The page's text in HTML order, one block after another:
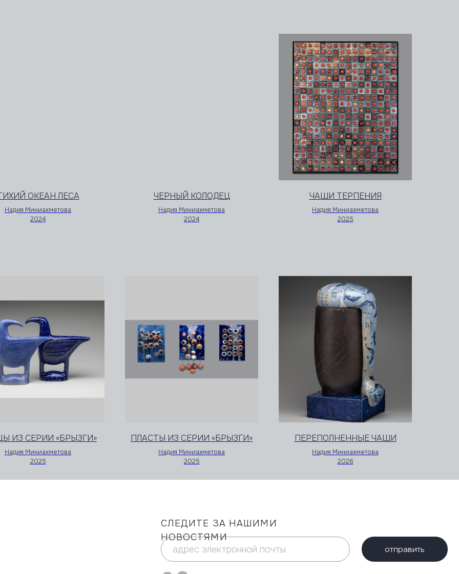
ОКЕАН ЛЕСА
Надия Миниахметова
2024
ЧЕРНЫЙ КОЛОДЕЦ
Надия Миниахметова
2024
ЧАШИ ТЕРПЕНИЯ
Надия Миниахметова
2025
ИЗ СЕРИИ «БРЫЗГИ»
Надия Миниахметова
2025
ПЛАСТЫ ИЗ СЕРИИ «БРЫЗГИ»
Надия Миниахметова
2025
ПЕРЕПОЛНЕННЫЕ ЧАШИ
Надия Миниахметова
2026
отправить
СЛЕДИТЕ ЗА НАШИМИ
Политика конфиденциальности